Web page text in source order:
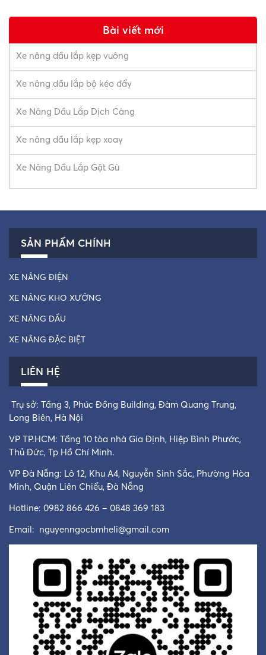
Bài viết mới
Xe nâng dầu lắp kẹp vuông
Xe nâng dầu lắp bộ kéo đẩy
Xe Nâng Dầu Lắp Dịch Càng
Xe nâng dầu lắp kẹp xoay
Xe Nâng Dầu Lắp Gật Gù
SẢN PHẨM CHÍNH
XE NÂNG ĐIỆN
XE NÂNG KHO XƯỞNG
XE NÂNG DẦU
XE NÂNG ĐẶC BIỆT
LIÊN HỆ
Trụ sở: Tầng 3, Phúc Đồng Building, Đàm Quang Trung,
Long Biên, Hà Nội
VP TP.HCM: Tầng 10 tòa nhà Gia Định, Hiệp Bình Phước,
Thủ Đức, Tp Hồ Chí Minh.
VP Đà Nẵng: Lô 12, Khu A4, Nguyễn Sinh Sắc, Phường Hòa
Minh, Quận Liên Chiểu, Đà Nẵng
Hotline: 0982 866 426 – 0848 369 183
Email: nguyenngocbmheli@gmail.com